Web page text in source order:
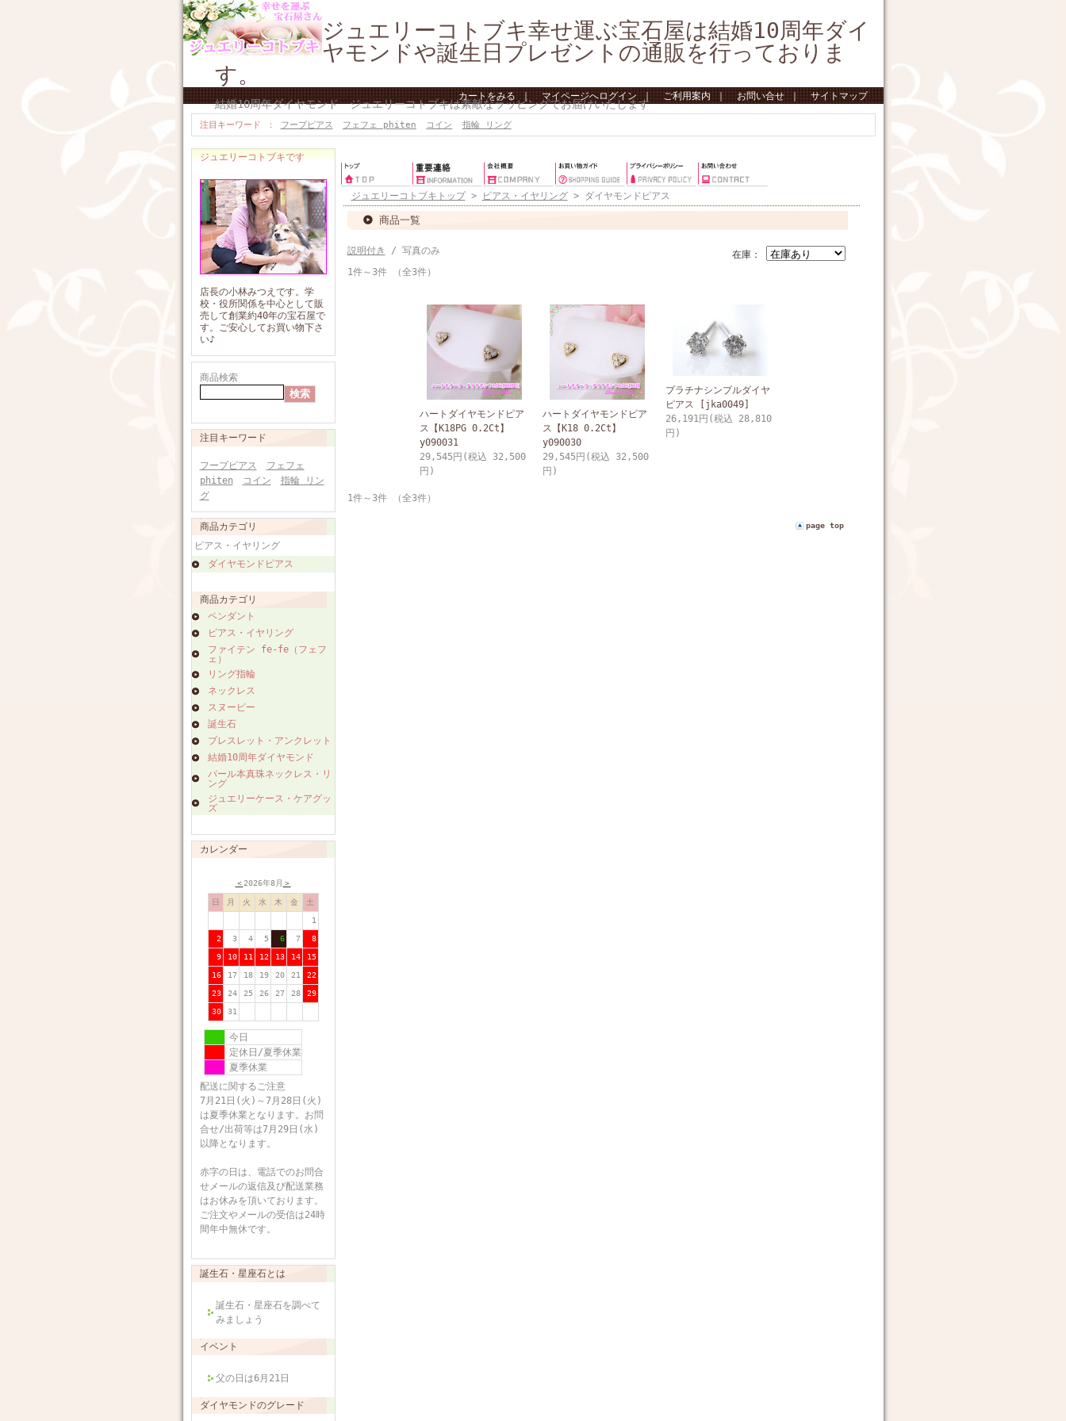
ジュエリーコトブキ幸せ運ぶ宝石屋は結婚10周年ダイ
ヤモンドや誕生日プレゼントの通販を行っておりま
す。
結婚10周年ダイヤモンド ジュエリーコトブキは素敵なラッピングでお届けいたします
カートをみる マイページへログイン ｜ ご利用案内 ｜ お問い合せ｜ サイトマップ
注目キーワード フープピアス フェフェ phiten コイン 指輪 リング
ジュエリーコトブキです
店長の小林みつえです。学
校・役所関係を中心として販
売して創業約40年の宝石屋で
す。ご安心してお買い物下さ
い♪
商品検索
注目キーワード
フープピアス
フェフェ
phiten
コイン
指輪 リン
グ
商品カテゴリ
ピアス・イヤリング
ダイヤモンドピアス
商品カテゴリ
ペンダント
ピアス・イヤリング
ファイテン fe-fe（フェフ
ェ）
リング指輪
ネックレス
スヌーピー
誕生石
ブレスレット・アンクレット
結婚10周年ダイヤモンド
パール本真珠ネックレス・リ
ング
ジュエリーケース・ケアグッ
ズ
カレンダー
＜ 2026年8月 ＞
日 月 火 水 木 金 土
1
2 3 4 5 6 7 8
9 10 11 12 13 14 15
16 17 18 19 20 21 22
23 24 25 26 27 28 29
30 31
今日
定休日/夏季休業
夏季休業
配送に関するご注意
7月21日(火)～7月28日(火)
は夏季休業となります。お問
合せ/出荷等は7月29日(水)
以降となります。
赤字の日は、電話でのお問合
せメールの返信及び配送業務
はお休みを頂いております。
ご注文やメールの受信は24時
間年中無休です。
誕生石・星座石とは
誕生石・星座石を調べて
みましょう
イベント
父の日は6月21日
ダイヤモンドのグレード
ジュエリーコトブキトップ> ピアス・イヤリング> ダイヤモンドピアス
商品一覧
在庫：
説明付き
/ 写真のみ
1件～3件 （全3件）
ハートダイヤモンドピア
ス【K18PG 0.2Ct】
y090031
29,545円 (税込 32,500
円)
ハートダイヤモンドピア
ス【K18 0.2Ct】
y090030
29,545円 (税込 32,500
円)
プラチナシンプルダイヤ
ピアス [jka0049]
26,191円 (税込 28,810
円)
1件～3件 （全3件）
page top